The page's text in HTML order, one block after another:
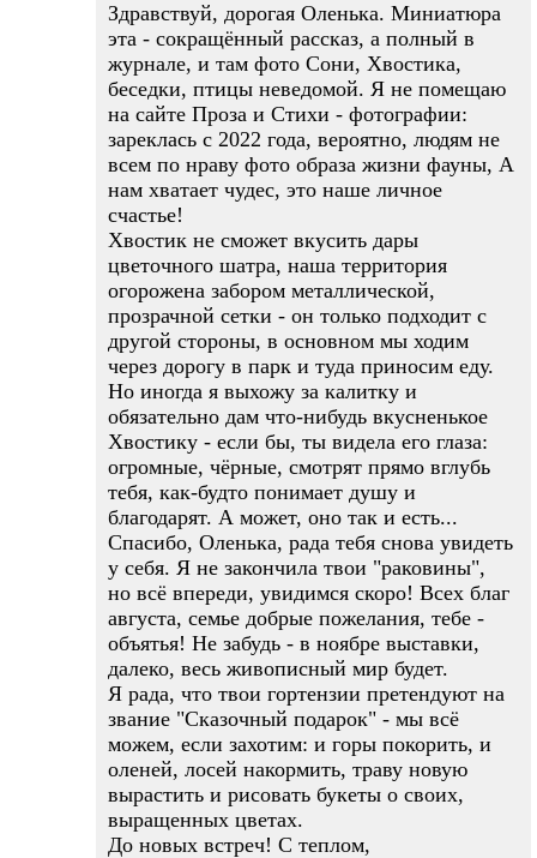
Здравствуй, дорогая Оленька. Миниатюра
эта - сокращённый рассказ, а полный в
журнале, и там фото Сони, Хвостика,
беседки, птицы неведомой. Я не помещаю
на сайте Проза и Стихи - фотографии:
зареклась с 2022 года, вероятно, людям не
всем по нраву фото образа жизни фауны, А
нам хватает чудес, это наше личное
счастье!
Хвостик не сможет вкусить дары
цветочного шатра, наша территория
огорожена забором металлической,
прозрачной сетки - он только подходит с
другой стороны, в основном мы ходим
через дорогу в парк и туда приносим еду.
Но иногда я выхожу за калитку и
обязательно дам что-нибудь вкусненькое
Хвостику - если бы, ты видела его глаза:
огромные, чёрные, смотрят прямо вглубь
тебя, как-будто понимает душу и
благодарят. А может, оно так и есть...
Спасибо, Оленька, рада тебя снова увидеть
у себя. Я не закончила твои "раковины",
но всё впереди, увидимся скоро! Всех благ
августа, семье добрые пожелания, тебе -
объятья! Не забудь - в ноябре выставки,
далеко, весь живописный мир будет.
Я рада, что твои гортензии претендуют на
звание "Сказочный подарок" - мы всё
можем, если захотим: и горы покорить, и
оленей, лосей накормить, траву новую
вырастить и рисовать букеты о своих,
выращенных цветах.
До новых встреч! С теплом,